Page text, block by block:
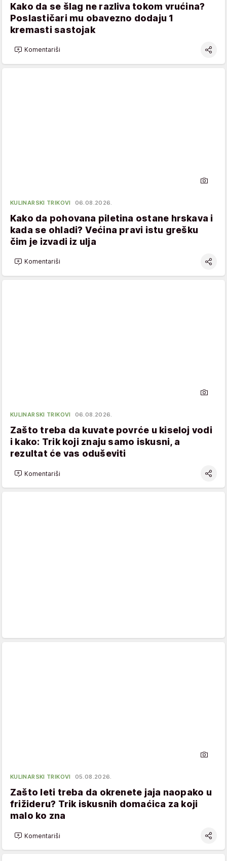
Kako da se šlag ne razliva tokom vrućina?
Poslastičari mu obavezno dodaju 1
kremasti sastojak
Komentariši
KULINARSKI TRIKOVI 06.08.2026.
Kako da pohovana piletina ostane hrskava i
kada se ohladi? Većina pravi istu grešku
čim je izvadi iz ulja
Komentariši
KULINARSKI TRIKOVI 06.08.2026.
Zašto treba da kuvate povrće u kiseloj vodi
i kako: Trik koji znaju samo iskusni, a
rezultat će vas oduševiti
Komentariši
KULINARSKI TRIKOVI 05.08.2026.
Zašto leti treba da okrenete jaja naopako u
frižideru? Trik iskusnih domaćica za koji
malo ko zna
Komentariši